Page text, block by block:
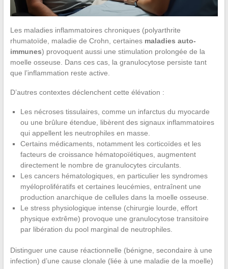
Les maladies inflammatoires chroniques (polyarthrite
rhumatoïde, maladie de Crohn, certaines maladies auto-
immunes) provoquent aussi une stimulation prolongée de la
moelle osseuse. Dans ces cas, la granulocytose persiste tant
que l’inflammation reste active.
D’autres contextes déclenchent cette élévation :
Les nécroses tissulaires, comme un infarctus du myocarde
ou une brûlure étendue, libèrent des signaux inflammatoires
qui appellent les neutrophiles en masse.
Certains médicaments, notamment les corticoïdes et les
facteurs de croissance hématopoïétiques, augmentent
directement le nombre de granulocytes circulants.
Les cancers hématologiques, en particulier les syndromes
myéloprolifératifs et certaines leucémies, entraînent une
production anarchique de cellules dans la moelle osseuse.
Le stress physiologique intense (chirurgie lourde, effort
physique extrême) provoque une granulocytose transitoire
par libération du pool marginal de neutrophiles.
Distinguer une cause réactionnelle (bénigne, secondaire à une
infection) d’une cause clonale (liée à une maladie de la moelle)